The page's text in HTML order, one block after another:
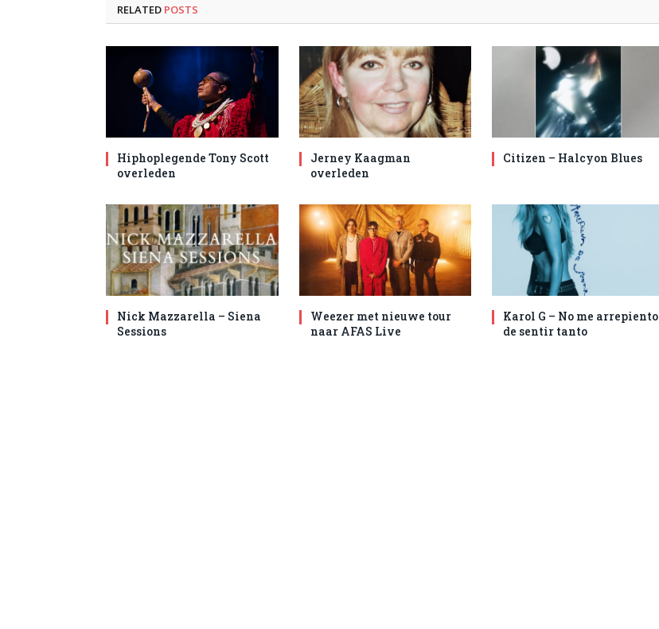
RELATED POSTS
Hiphoplegende Tony Scott
overleden
Jerney Kaagman
overleden
Citizen – Halcyon Blues
Nick Mazzarella – Siena
Sessions
Weezer met nieuwe tour
naar AFAS Live
Karol G – No me arrepiento
de sentir tanto